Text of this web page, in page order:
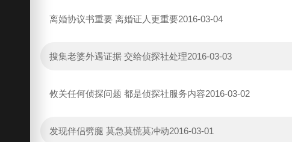
离婚协议书重要 离婚证人更重要2016-03-04
搜集老婆外遇证据 交给侦探社处理2016-03-03
攸关任何侦探问题 都是侦探社服务内容2016-03-02
发现伴侣劈腿 莫急莫慌莫冲动2016-03-01